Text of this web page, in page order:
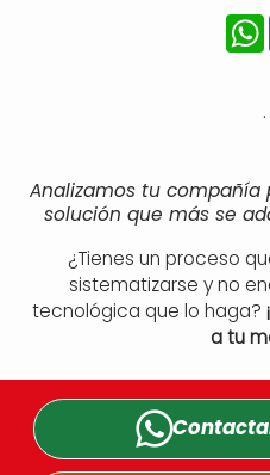
.
Analizamos tu
solución que más se
¿Tienes un proceso
sistematizarse y no
tecnológica que lo haga?
a tu